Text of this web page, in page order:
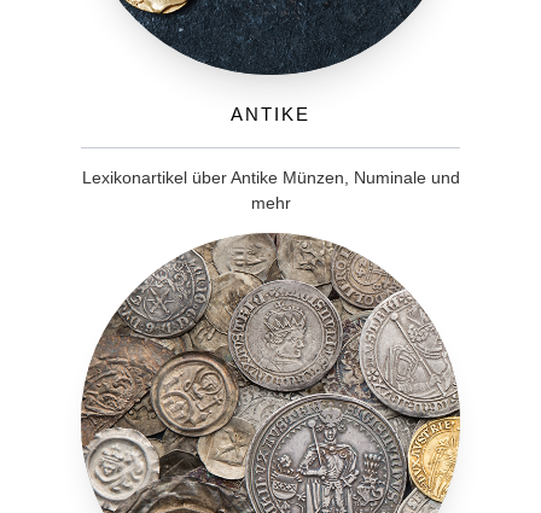
Antike
Lexikonartikel über Antike Münzen, Numinale und
mehr